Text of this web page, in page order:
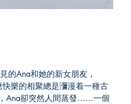
的Ana和她的新女朋友，
樂的相聚總是瀰漫着一種古
Ana卻突然人間蒸發……一個